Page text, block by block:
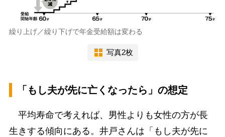
繰り上げ／繰り下げで年金受給額は変わる
写真2枚
「もし夫が先に亡くなったら」の想定
平均寿命で考えれば、男性よりも女性の方が長
生きする傾向にある。井戸さんは「もし夫が先に